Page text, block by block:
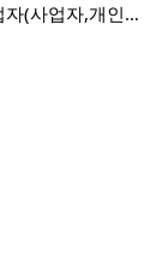
OC Bridge 건강검진예약회사에서 제휴사업자(사업자,개인)모집 (재택근무)